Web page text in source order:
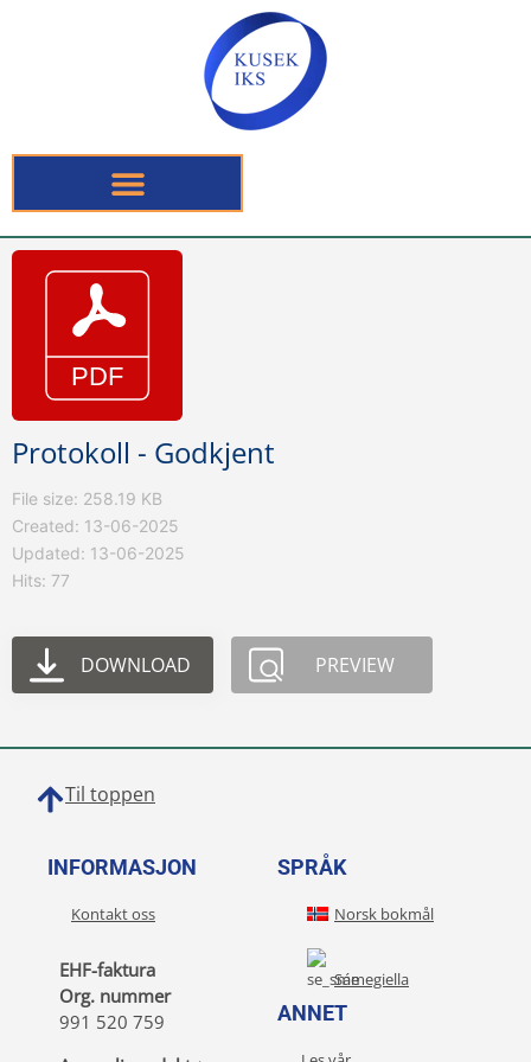
Protokoll - Godkjent
File size: 258.19 KB
Created: 13-06-2025
Updated: 13-06-2025
Hits: 77
DOWNLOAD PREVIEW
Til toppen
INFORMASJON
Kontakt oss
EHF-faktura
Org. nummer
991 520 759
SPRÅK
Norsk bokmål
Sámegiella
ANNET